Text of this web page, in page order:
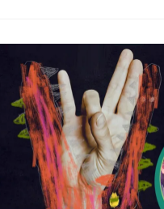
Sous-
Marin
Aux
Cieux
De
L’armée
De
L’air